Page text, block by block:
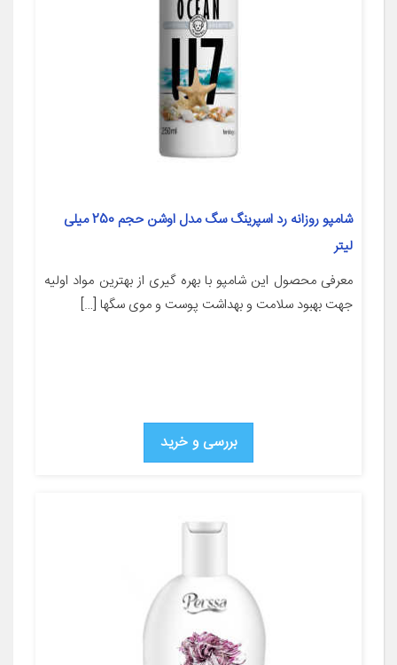
شامپو روزانه رد اسپرینگ سگ مدل اوشن حجم 250 میلی
لیتر
معرفی محصول این شامپو با بهره گیری از بهترین مواد اولیه
جهت بهبود سلامت و بهداشت پوست و موی سگها […]
بررسی و خرید